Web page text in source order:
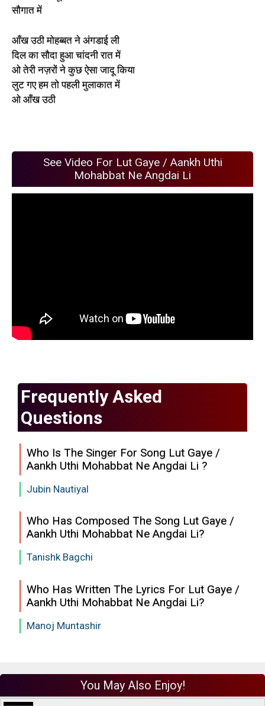
सौगात में
आँख उठी मोहब्बत ने अंगडाई ली
दिल का सौदा हुआ चांदनी रात में
ओ तेरी नज़रों ने कुछ ऐसा जादू किया
लुट गए हम तो पहली मुलाकात में
ओ आँख उठी
See Video For Lut Gaye / Aankh Uthi
Mohabbat Ne Angdai Li
Frequently Asked
Questions
Who Is The Singer For Song Lut Gaye /
Aankh Uthi Mohabbat Ne Angdai Li ?
Jubin Nautiyal
Who Has Composed The Song Lut Gaye /
Aankh Uthi Mohabbat Ne Angdai Li?
Tanishk Bagchi
Who Has Written The Lyrics For Lut Gaye /
Aankh Uthi Mohabbat Ne Angdai Li?
Manoj Muntashir
You May Also Enjoy!